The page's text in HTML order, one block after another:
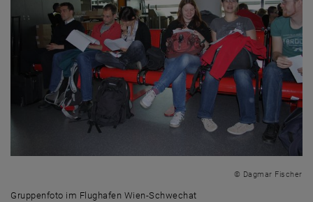
© Dagmar Fischer
Gruppenfoto im Flughafen Wien-Schwechat